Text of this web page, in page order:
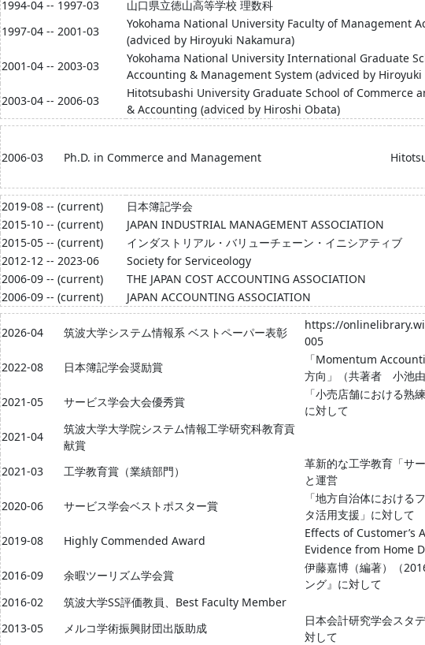
1994-04 -- 1997-03
山口県立徳山高等学校 理数科
1997-04 -- 2001-03
Yokohama National University Faculty of Management
(adviced by Hiroyuki Nakamura)
2001-04 -- 2003-03
Yokohama National University International Graduate
Accounting & Management System (adviced by
2003-04 -- 2006-03
Hitotsubashi University Graduate School of Commerce
& Accounting (adviced by Hiroshi Obata)
2006-03
Ph.D. in Commerce and Management
2019-08 -- (current)
日本簿記学会
2015-10 -- (current)
JAPAN INDUSTRIAL MANAGEMENT ASSOCIATION
2015-05 -- (current)
インダストリアル・バリューチェーン・イニシアティブ
2012-12 -- 2023-06
Society for Serviceology
2006-09 -- (current)
THE JAPAN COST ACCOUNTING ASSOCIATION
2006-09 -- (current)
JAPAN ACCOUNTING ASSOCIATION
2026-04 筑波大学システム情報系 ベストペーパー表彰
https://
005
2022-08
日本簿記学会奨励賞
「Momentum
方向」（共著者 小池
2021-05
サービス学会大会優秀賞
「小売店舗における熟
に対して
2021-04
筑波大学大学院システム情報工学研究科教育貢
献賞
2021-03
工学教育賞（業績部門）
革新的な工学教育「サ
と運営
2020-06
サービス学会ベストポスター賞
「地方自治体における
タ活用支援」に対して
2019-08
Highly Commended Award
Effects of Customer’s
Evidence from Home
2016-09
余暇ツーリズム学会賞
伊藤嘉博（編著）（
ング』に対して
2016-02
筑波大学SS評価教員、Best Faculty Member
2013-05
メルコ学術振興財団出版助成
日本会計研究学会スタ
対して